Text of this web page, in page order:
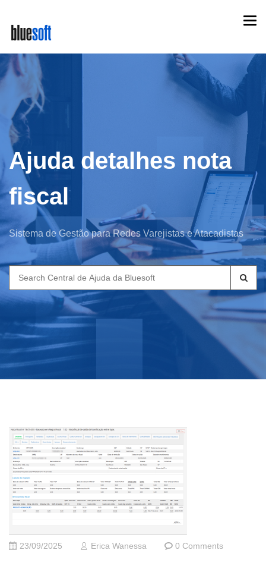
main
content
Ajuda detalhes nota
fiscal
Sistema de Gestão para Redes Varejistas e Atacadistas
Search
for:
23/09/2025 Erica Wanessa 0 Comments